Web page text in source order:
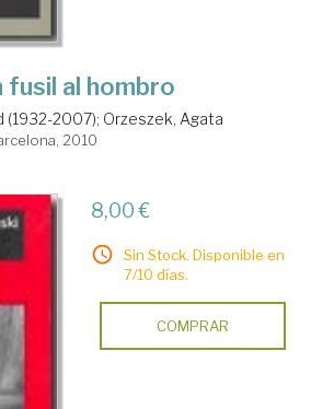
fusil al hombro
(1932-2007); Orzeszek, Agata
2010
8,00 €
Sin Stock. Disponible en
7/10 días.
COMPRAR